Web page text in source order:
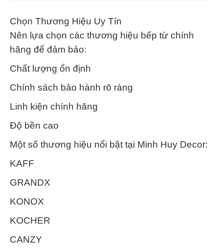
Chọn Thương Hiệu Uy Tín
Nên lựa chọn các thương hiệu bếp từ chính
hãng để đảm bảo:
Chất lượng ổn định
Chính sách bảo hành rõ ràng
Linh kiện chính hãng
Độ bền cao
Một số thương hiệu nổi bật tại Minh Huy Decor:
KAFF
GRANDX
KONOX
KOCHER
CANZY